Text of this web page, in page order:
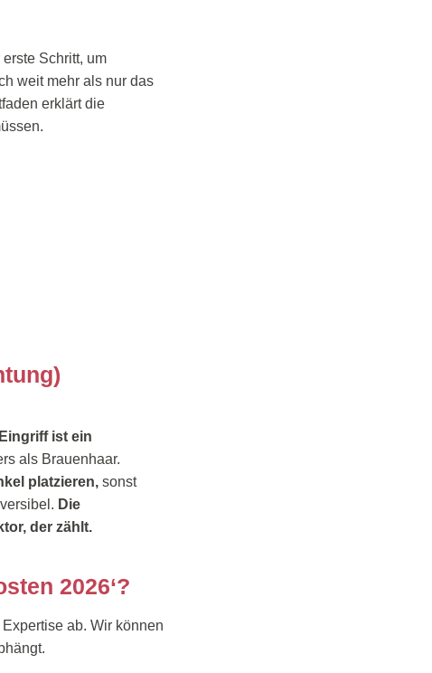
erste Schritt, um
weit mehr als nur das
erklärt die
ist ein
als Brauenhaar.
platzieren, sonst
Die
der zählt.
2026‘?
ab. Wir können